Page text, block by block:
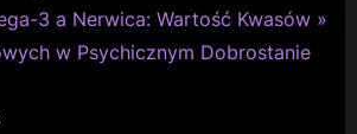
3 a Nerwica: Wartość Kwasów
w Psychicznym Dobrostanie